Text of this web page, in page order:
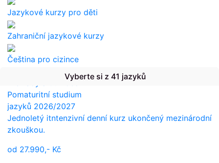
Jazykové kurzy pro děti
Zahraniční jazykové kurzy
Čeština pro cizince
Překlady a tlumočení
Vyberte si z 41 jazyků
Pomaturitní studium
jazyků 2026/2027
Jednoletý itntenzivní denní kurz ukončený mezinárodní
zkouškou.
od 27.990,- Kč